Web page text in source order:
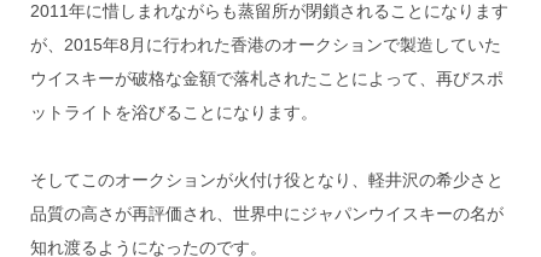
2011年に惜しまれながらも蒸留所が閉鎖されることになります
が、2015年8月に行われた香港のオークションで製造していた
ウイスキーが破格な金額で落札されたことによって、再びスポ
ットライトを浴びることになります。
そしてこのオークションが火付け役となり、軽井沢の希少さと
品質の高さが再評価され、世界中にジャパンウイスキーの名が
知れ渡るようになったのです。